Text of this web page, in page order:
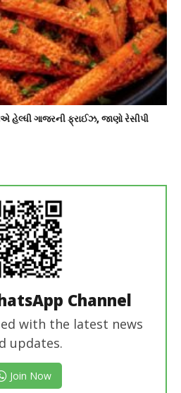
હેલ્ધી ગાજરની ફ્રાઈઝ, જાણો રેસીપી
Channel
with the latest news
updates.
Join Now